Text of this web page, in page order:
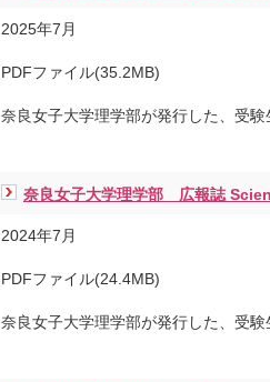
2025年7月
PDFファイル(35.2MB)
奈良女子大学理学部が発行した、受
奈良女子大学理学部 広報誌
2024年7月
PDFファイル(24.4MB)
奈良女子大学理学部が発行した、受